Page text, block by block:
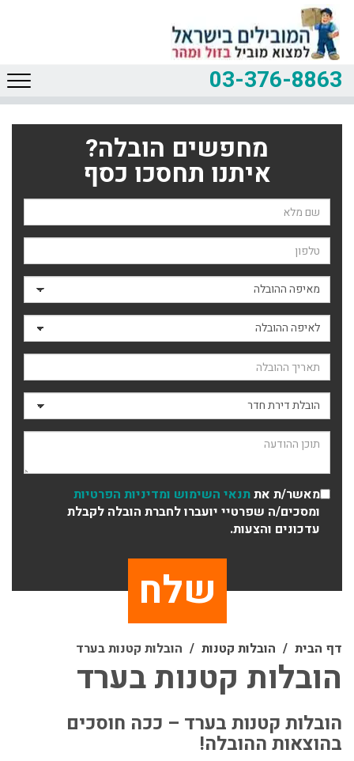
03-376-8863
מחפשים הובלה?
איתנו תחסכו כסף
שם השולח
טלפון
מאיפה ההובלה
לאיפה ההובלה
תאריך ההובלה
סוג ההובלה
תוכן ההודעה
מאשר/ת אתתנאי השימוש ומדיניות הפרטיות
ומסכים/ה שפרטיי יועברו לחברת הובלה לקבלת
עדכונים והצעות.
דף הבית הובלות קטנות הובלות קטנות בערד
הובלות קטנות בערד
הובלות קטנות בערד – ככה חוסכים
בהוצאות ההובלה!